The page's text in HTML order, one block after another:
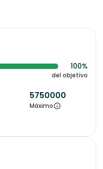
100%
del objetivo
5750000
Máximo